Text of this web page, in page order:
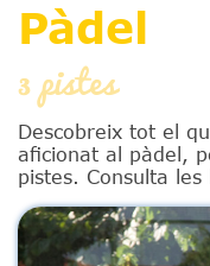
Pàdel
3 pistes
Descobreix tot el
aficionat al pàdel,
pistes. Consulta